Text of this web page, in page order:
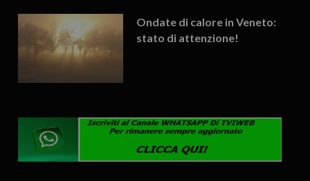
Ondate di calore in Veneto:
stato di attenzione!